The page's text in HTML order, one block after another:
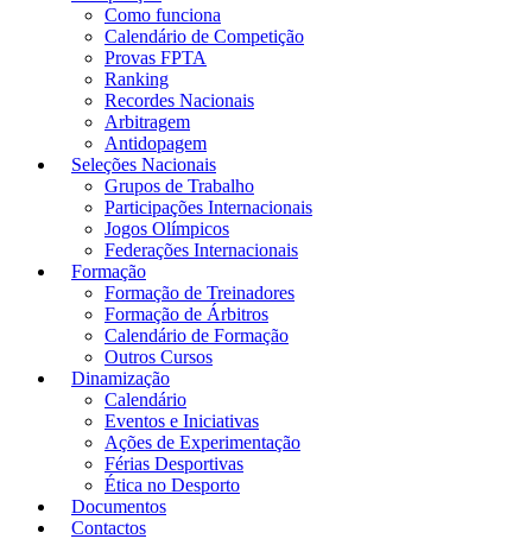
Como funciona
Calendário de Competição
Provas FPTA
Ranking
Recordes Nacionais
Arbitragem
Antidopagem
Seleções Nacionais
Grupos de Trabalho
Participações Internacionais
Jogos Olímpicos
Federações Internacionais
Formação
Formação de Treinadores
Formação de Árbitros
Calendário de Formação
Outros Cursos
Dinamização
Calendário
Eventos e Iniciativas
Ações de Experimentação
Férias Desportivas
Ética no Desporto
Documentos
Contactos